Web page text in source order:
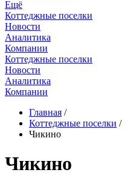
Ещё
Коттеджные поселки
Новости
Аналитика
Компании
Коттеджные поселки
Новости
Аналитика
Компании
Главная /
Коттеджные поселки /
Чикино
Чикино